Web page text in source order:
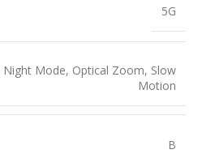
5G
Night Mode, Optical Zoom, Slow
Motion
B